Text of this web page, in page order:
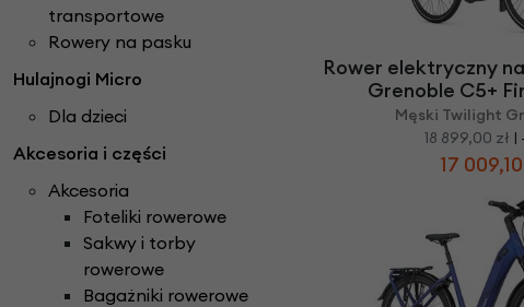
Rowery Składane
Rowery Tandem
Rowery Trójkołowe
Rowerki biegowe
Checker
Części do rowerów elektrycznych
Dzwonki rowerowe
Foteliki rowerowe
Hamulce rowerowe
Kasety i wolnobiegi
Kaski rowerowe
ańcuchy i paski
Napęd paskowy Gates
Narzędzia rowerowe
Nóżki rowerowe
bręcze i koła rowerowe
transportowe
Rowery na pasku
Hulajnogi Micro
Dla dzieci
Akcesoria i części
Akcesoria
Foteliki rowerowe
Sakwy i torby
rowerowe
Bagażniki rowerowe
Rower elektryczny
Grenoble C5+
Męski Twilight
18 899,00 zł |
17